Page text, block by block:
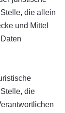
die allein
und Mittel
die